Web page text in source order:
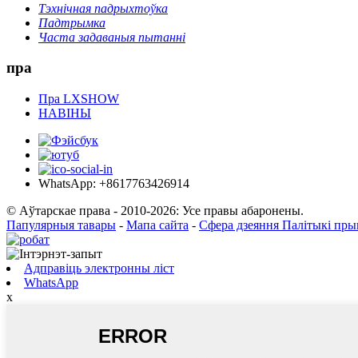
Тэхнічная падрыхтоўка
Падтрымка
Часта задаваныя пытанні
пра
Пра LXSHOW
НАВІНЫ
WhatsApp: +8617763426914
© Аўтарскае права - 2010-2026: Усе правы абаронены.
Папулярныя тавары - Мапа сайта - Сфера дзеяння Палітыкі
Адправіць электронны ліст
WhatsApp
x